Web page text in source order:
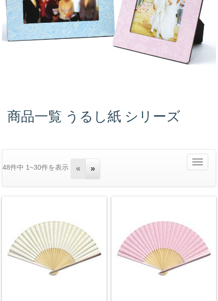
商品一覧 うるし紙 シリーズ
Toggle
48件中 1~30件を表示 « »